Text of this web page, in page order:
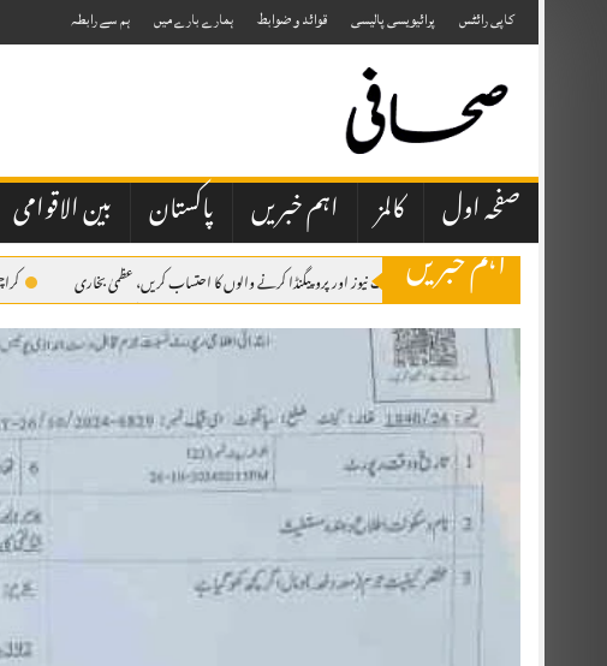
to
content
کاپی رائٹس پرائیویسی پالیسی قوائد و ضوابط ہمارے بارے میں ہم سے رابطہ
صفحہ اول کالمز اہم خبریں پاکستان بین الاقوامی
اہم خبریں
صحافتی تنظیمیں خود فیک نیوز اور پروپیگنڈا کرنے والوں کا احتساب کریں، عظمیٰ بخاری
ایران کے ہمسایہ ممالک نے دشمن عناصر کو اپنی سرزمین استعمال نہیں کرنے دی، صدر پزشکیان
وزیراعظم شہباز شریف شہزادہ محمد بن سلمان بن عبدالعزیز آل سعود کی دعوت پر سعودی عرب